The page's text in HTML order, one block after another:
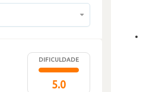
DIFICULDADE
5.0